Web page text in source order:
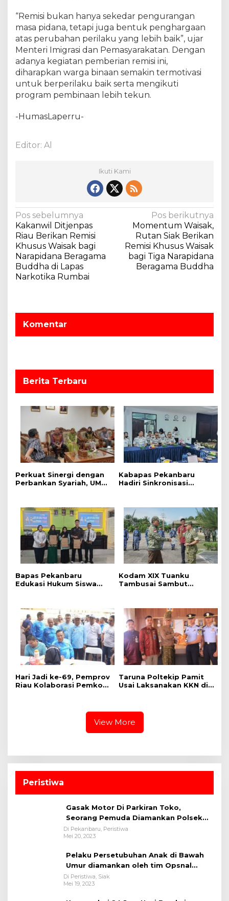
a
r
B
e
r
i
k
a
R
s
u
s
W
a
i
s
a
“Remisi bukan hanya sekedar pengurangan
masa pidana, tetapi juga bentuk penghargaan
atas perubahan perilaku yang lebih baik”, ujar
Menteri Imigrasi dan Pemasyarakatan. Dengan
adanya kegiatan pemberian remisi ini,
diharapkan warga binaan semakin termotivasi
untuk berperilaku baik serta mengikuti
program pembinaan lebih tekun.
-HumasLaperru-
Editor: Al
Ikuti Kami
N
a
v
i
g
i
p
Pos sebelumnya
Kakanwil Ditjenpas
Riau Berikan Remisi
Khusus Waisak bagi
Narapidana Beragama
Buddha di Lapas
Narkotika Rumbai
Pos berikutnya
Momentum Waisak,
Rutan Siak Berikan
Remisi Khusus Waisak
bagi Tiga Narapidana
Beragama Buddha
Komentar
Berita Terbaru
Perkuat Sinergi dengan
Perbankan Syariah, UMRI
Sama Pembiayaan untuk
Pegawai
Kabapas Pekanbaru
Hadiri Sinkronisasi
Keadilan Restoratif
Bapas Pekanbaru
Edukasi Hukum Siswa
Perempuan dan Anak
Kodam XIX Tuanku
Tambusai Sambut
Bulqin dan Yonif TP
898/Pancalang Cakti
‎Hari Jadi ke-69, Pemprov
Riau Kolaborasi Pemkot
Taruna Poltekip Pamit
Usai Laksanakan KKN di
View More
Peristiwa
Gasak Motor Di Parkiran Toko,
Seorang Pemuda Diamankan Polsek
Bukit Raya
Di Pekanbaru, Peristiwa
Mei 20, 2023
Pelaku Persetubuhan Anak di Bawah
Umur diamankan oleh tim Opsnal
Polsek Tualang-Polres Siak-Polda Riau
Di Peristiwa, Siak
Mei 19, 2023